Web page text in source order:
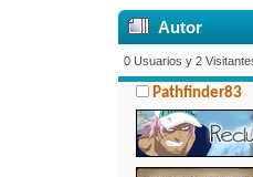
Autor
0 Usuarios y 2
Pathfinder83